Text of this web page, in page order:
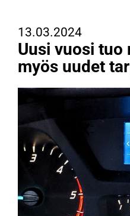
13.03.2024
Uusi vuosi tuo
myös uudet